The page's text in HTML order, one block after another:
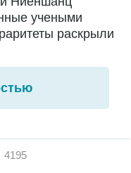
учеными
раскрыли
4195